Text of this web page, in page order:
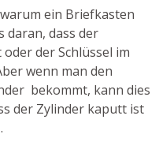
ein Briefkasten
daran, dass der
der Schlüssel im
wenn man den
bekommt, kann dies
der Zylinder kaputt ist